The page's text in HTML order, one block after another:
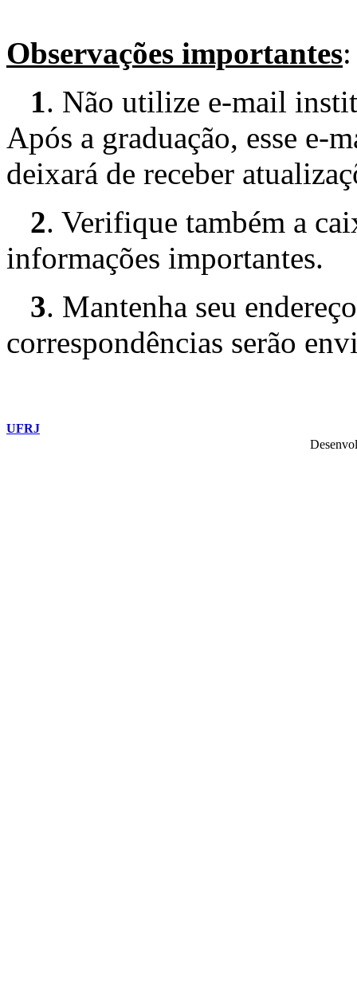
Observações importantes:
1. Não utilize e-mail
Após a graduação, esse e-
deixará de receber
2. Verifique também a
informações importantes.
3. Mantenha seu
correspondências serão
UFRJ